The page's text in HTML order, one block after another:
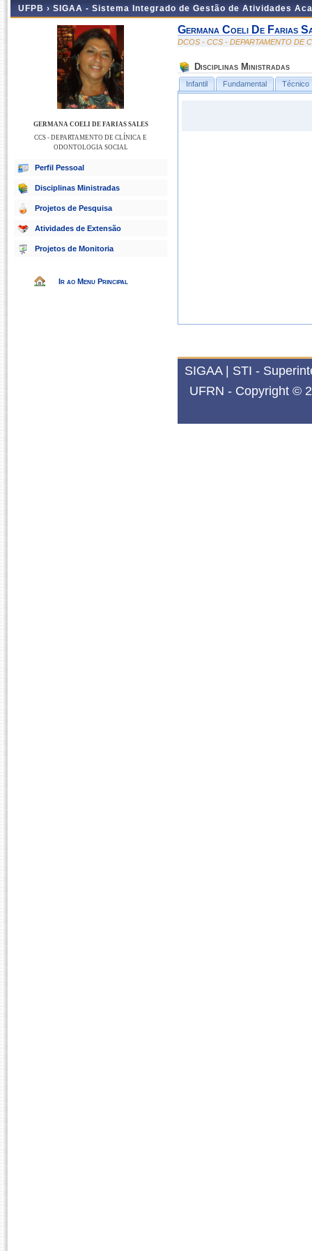
UFPB › SIGAA - Sistema Integrado de Gestão de Atividades
GERMANA COELI DE FARIAS SALES
CCS - DEPARTAMENTO DE CLÍNICA E
ODONTOLOGIA SOCIAL
Perfil Pessoal
Disciplinas Ministradas
Projetos de Pesquisa
Atividades de Extensão
Projetos de Monitoria
Ir ao Menu Principal
Germana Coeli De Farias
DCOS - CCS - DEPARTAMENTO DE
Disciplinas Ministradas
Infantil Fundamental Técnico
SIGAA | STI -
UFRN - Copyright ©